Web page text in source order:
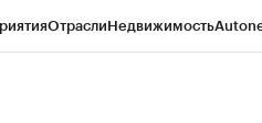
ОтраслиНедвижимость